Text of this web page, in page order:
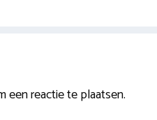
een reactie te plaatsen.